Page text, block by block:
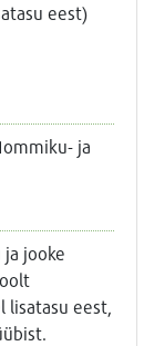
eest)
ja
jooke
lisatasu eest,